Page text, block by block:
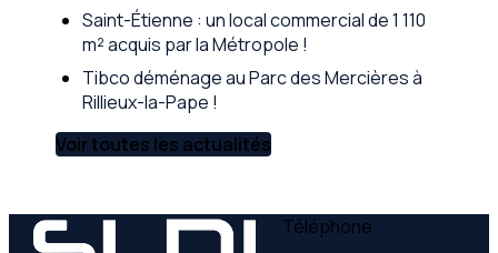
Saint-Étienne : un local commercial de 1 110
m² acquis par la Métropole !
Tibco déménage au Parc des Mercières à
Rillieux-la-Pape !
Voir toutes les actualités
Téléphone